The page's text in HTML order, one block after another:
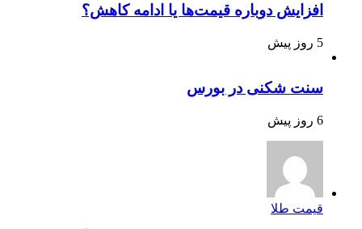
افزایش دوباره قیمت‌ها یا ادامه کاهش؟
5 روز پیش
سنت شکنی در بورس
6 روز پیش
قیمت طلا